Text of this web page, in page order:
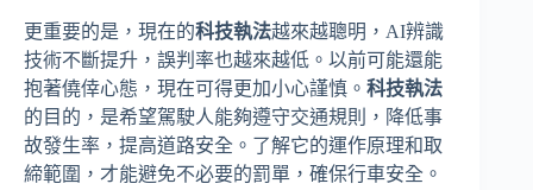
更重要的是，現在的科技執法越來越聰明，AI辨識
技術不斷提升，誤判率也越來越低。以前可能還能
抱著僥倖心態，現在可得更加小心謹慎。 科技執法
的目的，是希望駕駛人能夠遵守交通規則，降低事
故發生率，提高道路安全。了解它的運作原理和取
締範圍，才能避免不必要的罰單，確保行車安全。